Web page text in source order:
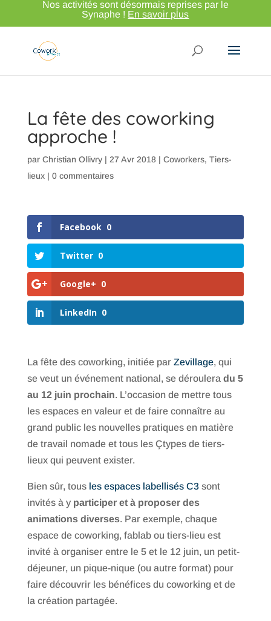
Nos activités sont désormais reprises par le
Synaphe ! En savoir plus
La fête des coworking
approche !
par Christian Ollivry| 27 Avr 2018| Coworkers, Tiers-
lieux| 0 commentaires
Facebook 0
Twitter 0
Google+ 0
LinkedIn 0
La fête des coworking, initiée par Zevillage, qui
se veut un événement national, se déroulera du 5
au 12 juin prochain. L’occasion de mettre tous
les espaces en valeur et de faire connaître au
grand public les nouvelles pratiques en matière
de travail nomade et tous les Çtypes de tiers-
lieux qui peuvent exister.
Bien sûr, tous les espaces labellisés C3sont
invités à y participer et à proposer des
animations diverses. Par exemple, chaque
espace de coworking, fablab ou tiers-lieu est
invité à organiser entre le 5 et le 12 juin, un petit-
déjeuner, un pique-nique (ou autre format) pour
faire découvrir les bénéfices du coworking et de
la création partagée.